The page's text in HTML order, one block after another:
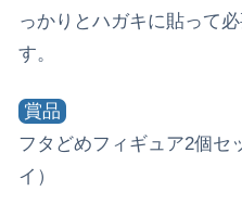
っかりとハガキに貼って
す。
賞品
フタどめフィギュア2個セ
イ）